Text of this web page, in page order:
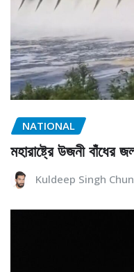
NATIONAL
মহারাষ্ট্রে উজনী বাঁধের
Kuldeep Singh